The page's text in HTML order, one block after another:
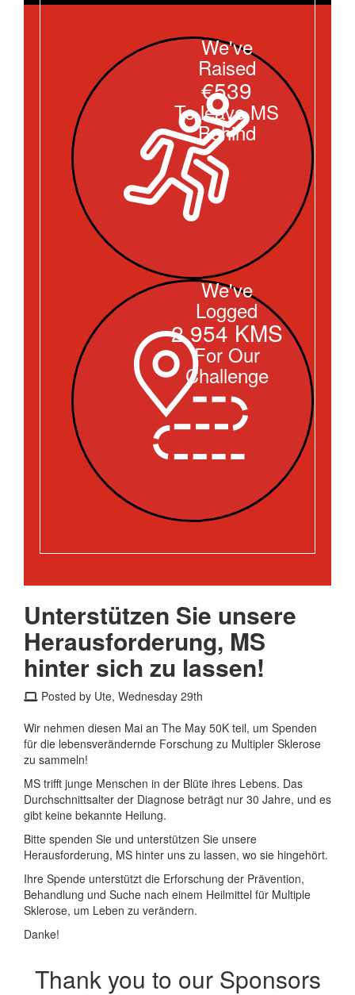
We've
Raised
€539
To leave MS
Behind
We've
Logged
2,954 KMS
For Our
Challenge
Unterstützen Sie unsere
Herausforderung, MS
hinter sich zu lassen!
Posted by Ute, Wednesday 29th
Wir nehmen diesen Mai an The May 50K teil, um Spenden
für die lebensverändernde Forschung zu Multipler Sklerose
zu sammeln!
MS trifft junge Menschen in der Blüte ihres Lebens. Das
Durchschnittsalter der Diagnose beträgt nur 30 Jahre, und es
gibt keine bekannte Heilung.
Bitte spenden Sie und unterstützen Sie unsere
Herausforderung, MS hinter uns zu lassen, wo sie hingehört.
Ihre Spende unterstützt die Erforschung der Prävention,
Behandlung und Suche nach einem Heilmittel für Multiple
Sklerose, um Leben zu verändern.
Danke!
Thank you to our Sponsors